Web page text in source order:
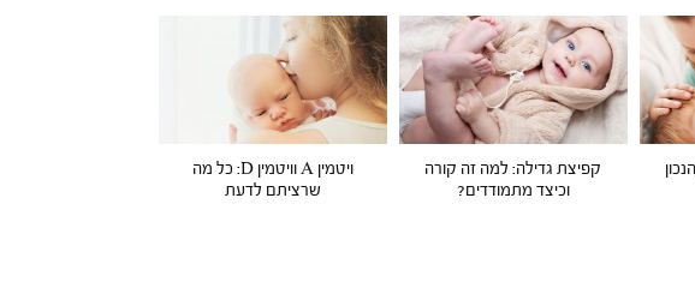
קפיצת גדילה: למה זה קורה
וכיצד מתמודדים?
ויטמין A וויטמין D: כל מה
שרציתם לדעת